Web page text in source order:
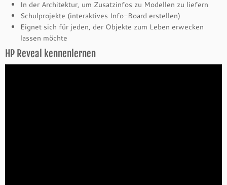
In der Architektur, um Zusatzinfos zu Modellen zu liefern
Schulprojekte (interaktives Info-Board erstellen)
Eignet sich für jeden, der Objekte zum Leben erwecken
lassen möchte
HP Reveal kennenlernen